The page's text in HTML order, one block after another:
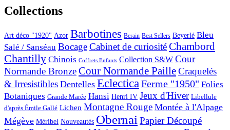
Collections
Art déco "1920" Azor Barbotines Berain Best Sellers Beyerlé Bleu
Salé / Sanséau BocageCabinet de curiositéChambord
Chantilly Chinois Coffrets Enfants Collection S&W Cour
Normande BronzeCour Normande PailleCraquelés
& Irresistibles Dentelles EclecticaFerme "1950" Folies
Botaniques Grande Marée Hansi Henri IV Jeux d'Hiver Libellule
d'après Émile Gallé Lichen Montagne Rouge Montée à l'Alpage
Mégève Méribel Nouveautés ObernaiPapier Découpé